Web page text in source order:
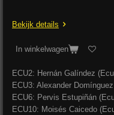
Bekijk details
In winkelwagen
ECU2: Hernán Galíndez
ECU3: Alexander
ECU6: Pervis Estupiñán
ECU10: Moisés Caicedo